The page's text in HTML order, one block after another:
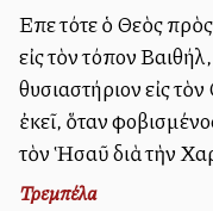
Εἶπε τότε ὁ Θεὸς
εἰς τὸν τόπον
θυσιαστήριον εἰς
ἐκεῖ, ὅταν
τὸν Ἡσαῦ διὰ τὴν
Τρεμπέλα